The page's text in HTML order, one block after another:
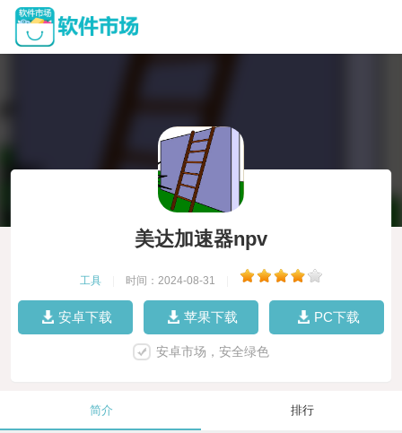
美达加速器npv
工具 时间：2024-08-31
安卓下载 苹果下载 PC下载
安卓市场，安全绿色
简介 排行